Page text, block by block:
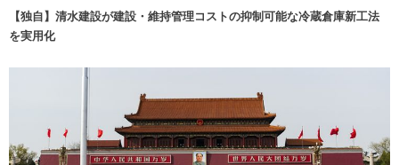
【独自】清水建設が建設・維持管理コストの抑制可能な冷蔵倉庫新工法
を実用化